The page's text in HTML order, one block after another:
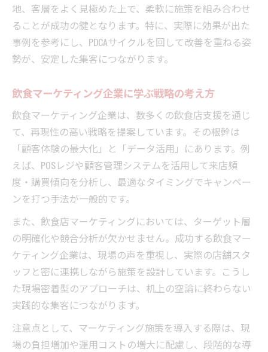
地、客層をよく見極めた上で、柔軟に施策を組み合わせ
ることが成功の鍵となります。特に、実際に効果が出た
事例を参考にし、PDCAサイクルを回して改善を重ねる姿
勢が、安定した集客につながります。
飲食マーケティング企業に学ぶ戦略の考え方
飲食マーケティング企業は、数多くの飲食店支援を通じ
て、再現性の高い戦略を提案しています。その根幹は
「顧客体験の最大化」と「データ活用」にあります。例
えば、POSレジや顧客管理システムを活用して来店頻
度・購買傾向を分析し、最適なタイミングでキャンペー
ンを打つ手法が一般的です。
また、飲食店マーケティングにおいては、ターゲット層
の明確化や競合分析が欠かせません。成功する飲食マー
ケティング企業は、現場の声を重視し、実際の店舗スタ
ッフと密に連携しながら施策を設計しています。こうし
た現場密着型のアプローチは、机上の空論に終わらない
実践的な集客につながります。
注意点として、マーケティング施策を導入する際は、現
場の負担増加や運用コストの増大に配慮し、段階的な導